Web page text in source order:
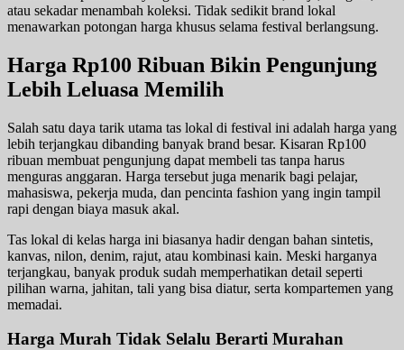
atau sekadar menambah koleksi. Tidak sedikit brand lokal
menawarkan potongan harga khusus selama festival berlangsung.
Harga Rp100 Ribuan Bikin Pengunjung
Lebih Leluasa Memilih
Salah satu daya tarik utama tas lokal di festival ini adalah harga yang
lebih terjangkau dibanding banyak brand besar. Kisaran Rp100
ribuan membuat pengunjung dapat membeli tas tanpa harus
menguras anggaran. Harga tersebut juga menarik bagi pelajar,
mahasiswa, pekerja muda, dan pencinta fashion yang ingin tampil
rapi dengan biaya masuk akal.
Tas lokal di kelas harga ini biasanya hadir dengan bahan sintetis,
kanvas, nilon, denim, rajut, atau kombinasi kain. Meski harganya
terjangkau, banyak produk sudah memperhatikan detail seperti
pilihan warna, jahitan, tali yang bisa diatur, serta kompartemen yang
memadai.
Harga Murah Tidak Selalu Berarti Murahan